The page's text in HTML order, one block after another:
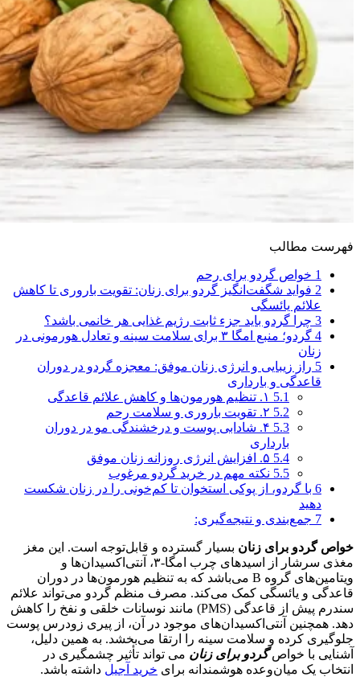
فهرست مطالب
1 خواص گردو برای رحم
2 فواید شگفت‌انگیز گردو برای زنان: تقویت باروری تا کاهش
علائم یائسگی
3 چرا گردو باید جزء ثابت رژیم غذایی هر خانمی باشد؟
4
گردو؛ منبع امگا ۳ برای سلامت سینه و تعادل هورمونی در
زنان
5 راز زیبایی و انرژی زنان موفق: معجزه گردو در دوران
قاعدگی و بارداری
5.1
5.2
5.3
۴. شادابی پوست و درخشندگی مو در دوران
بارداری
5.4
5.5 نکته مهم در خرید گردو مرغوب
6 با گردو، از پوکی استخوان تا کم‌خونی را در زنان شکست
دهید
7 جمع‌بندی و نتیجه‌گیری:
خواص‌ گردو‌ برای‌ زنان بسیار گسترده و قابل‌توجه است. این مغز
مغذی سرشار از اسیدهای چرب امگا‑۳، آنتی‌اکسیدان‌ها و
ویتامین‌های گروه B می‌باشد که به تنظیم هورمون‌ها در دوران
قاعدگی و یائسگی کمک می‌کند. مصرف منظم گردو می‌تواند علائم
سندرم پیش از قاعدگی (PMS) مانند نوسانات خلقی و نفخ را کاهش
دهد. همچنین آنتی‌اکسیدان‌های موجود در آن، از پیری زودرس پوست
جلوگیری کرده و سلامت سینه را ارتقا می‌بخشد. به همین دلیل،
آشنایی با خواص‌ گردو‌ برای‌ زنان می‌ تواند تأثیر چشمگیری در
انتخاب یک میان‌وعده هوشمندانه برای خرید آجیل داشته باشد.